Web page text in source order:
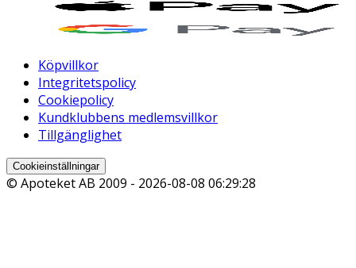
Köpvillkor
Integritetspolicy
Cookiepolicy
Kundklubbens medlemsvillkor
Tillgänglighet
Cookieinställningar
© Apoteket AB 2009 - 2026-08-08 06:29:28